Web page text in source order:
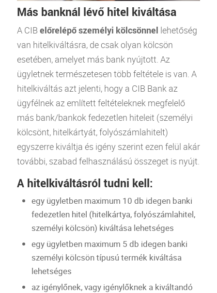
Más banknál lévő hitel kiváltása
A CIB előrelépő személyi kölcsönnel lehetőség
van hitelkiváltásra, de csak olyan kölcsön
esetében, amelyet más bank nyújtott. Az
ügyletnek természetesen több feltétele is van. A
hitelkiváltás azt jelenti, hogy a CIB Bank az
ügyfélnek az említett feltételeknek megfelelő
más bank/bankok fedezetlen hiteleit (személyi
kölcsönt, hitelkártyát, folyószámlahitelt)
egyszerre kiváltja és igény szerint ezen felül akár
további, szabad felhasználású összeget is nyújt.
A hitelkiváltásról tudni kell:
egy ügyletben maximum 10 db idegen banki
fedezetlen hitel (hitelkártya, folyószámlahitel,
személyi kölcsön) kiváltása lehetséges
egy ügyletben maximum 5 db idegen banki
személyi kölcsöntípusú termék kiváltása
lehetséges
az igénylőnek, vagy igénylőknek a kiváltandó